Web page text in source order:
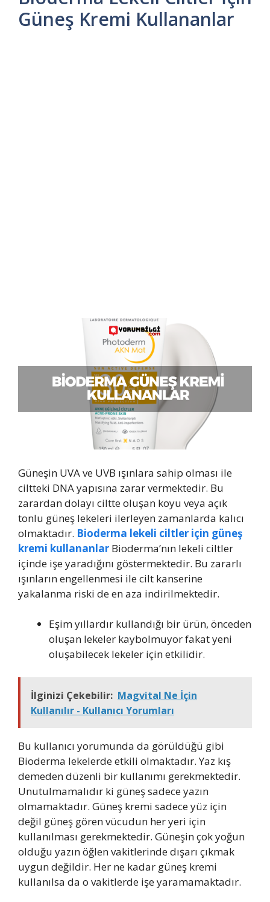
Güneş Kremi Kullananlar
Güneşin UVA ve UVB ışınlara sahip olması ile
ciltteki DNA yapısına zarar vermektedir. Bu
zarardan dolayı ciltte oluşan koyu veya açık
tonlu güneş lekeleri ilerleyen zamanlarda kalıcı
olmaktadır. Bioderma lekeli ciltler için güneş
kremi kullananlar Bioderma’nın lekeli ciltler
içinde işe yaradığını göstermektedir. Bu zararlı
ışınların engellenmesi ile cilt kanserine
yakalanma riski de en aza indirilmektedir.
Eşim yıllardır kullandığı bir ürün, önceden
oluşan lekeler kaybolmuyor fakat yeni
oluşabilecek lekeler için etkilidir.
İlginizi Çekebilir: Magvital Ne İçin
Kullanılır - Kullanıcı Yorumları
Bu kullanıcı yorumunda da görüldüğü gibi
Bioderma lekelerde etkili olmaktadır. Yaz kış
demeden düzenli bir kullanımı gerekmektedir.
Unutulmamalıdır ki güneş sadece yazın
olmamaktadır. Güneş kremi sadece yüz için
değil güneş gören vücudun her yeri için
kullanılması gerekmektedir. Güneşin çok yoğun
olduğu yazın öğlen vakitlerinde dışarı çıkmak
uygun değildir. Her ne kadar güneş kremi
kullanılsa da o vakitlerde işe yaramamaktadır.